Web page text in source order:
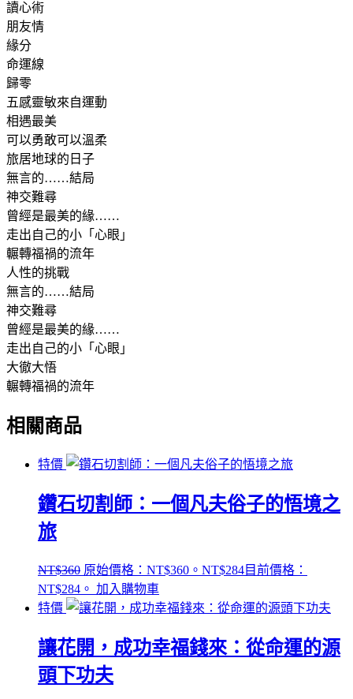
讀心術
朋友情
緣分
命運線
歸零
五感靈敏來自運動
相遇最美
可以勇敢可以溫柔
旅居地球的日子
無言的……結局
神交難尋
曾經是最美的緣……
走出自己的小「心眼」
輾轉福禍的流年
人性的挑戰
無言的……結局
神交難尋
曾經是最美的緣……
走出自己的小「心眼」
大徹大悟
輾轉福禍的流年
相關商品
特價
鑽石切割師：一個凡夫俗子的悟境之
旅
NT$360 原始價格：NT$360。 NT$284目前價格：
NT$284。 加入購物車
特價
讓花開，成功幸福錢來：從命運的源
頭下功夫